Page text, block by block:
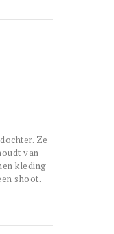
Ze
van
kleding
shoot.